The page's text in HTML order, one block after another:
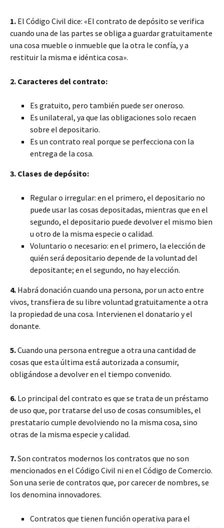
1. El Código Civil dice: «El contrato de depósito se verifica
cuando una de las partes se obliga a guardar gratuitamente
una cosa mueble o inmueble que la otra le confía, y a
restituir la misma e idéntica cosa».
2. Caracteres del contrato:
Es gratuito, pero también puede ser oneroso.
Es unilateral, ya que las obligaciones solo recaen
sobre el depositario.
Es un contrato real porque se perfecciona con la
entrega de la cosa.
3. Clases de depósito:
Regular o irregular: en el primero, el depositario no
puede usar las cosas depositadas, mientras que en el
segundo, el depositario puede devolver el mismo bien
u otro de la misma especie o calidad.
Voluntario o necesario: en el primero, la elección de
quién será depositario depende de la voluntad del
depositante; en el segundo, no hay elección.
4. Habrá donación cuando una persona, por un acto entre
vivos, transfiera de su libre voluntad gratuitamente a otra
la propiedad de una cosa. Intervienen el donatario y el
donante.
5.Cuando una persona entregue a otra una cantidad de
cosas que esta última está autorizada a consumir,
obligándose a devolver en el tiempo convenido.
6. Lo principal del contrato es que se trata de un préstamo
de uso que, por tratarse del uso de cosas consumibles, el
prestatario cumple devolviendo no la misma cosa, sino
otras de la misma especie y calidad.
7.Son contratos modernos los contratos que no son
mencionados en el Código Civil ni en el Código de Comercio.
Son una serie de contratos que, por carecer de nombres, se
los denomina innovadores.
Contratos que tienen función operativa para el